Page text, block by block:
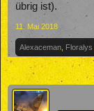
übrig ist).
11. Mai 2018
Alexaceman Floralys